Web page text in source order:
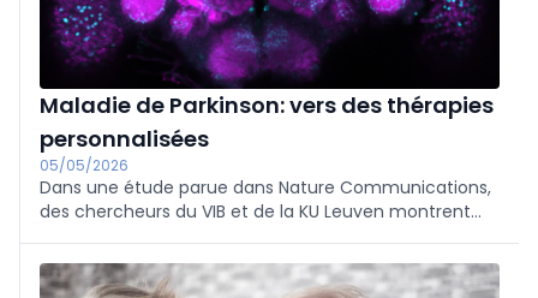
Maladie de Parkinson: vers des thérapies
personnalisées
05/05/2026
Dans une étude parue dans Nature Communications,
des chercheurs du VIB et de la KU Leuven montrent
sous-types, ce qui explique qu'un traitement unique
ne fonctionne pas chez tous les patients.